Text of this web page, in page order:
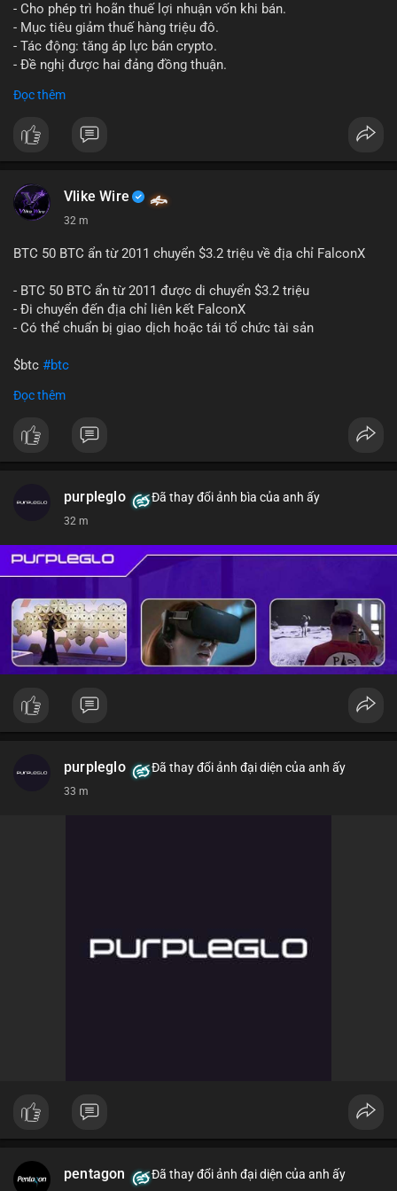
tái cơ cấu danh mục trước phiên giao dịch Âu-Mỹ. Tâm lý thị
trường có thể dao động nhẹ khi nhà đầu tư nhỏ lẻ theo dõi
động thái này.
và điểm đến của số BTC này trong 2-4 giờ tới. Nếu dòng tiền
phòng thủ. Nếu vào ví lạnh, có thể duy trì chiến lược nắm giữ
#160btc #vilanh #thanhkhoansan
- Cho phép trì hoãn thuế lợi nhuận vốn khi bán.
- Mục tiêu giảm thuế hàng triệu đô.
- Tác động: tăng áp lực bán crypto.
- Đề nghị được hai đảng đồng thuận.
#vlikevn #titanbot
📰 Nguồn: Cointelegraph
Đọc thêm
Vlike Wire
32 m
BTC 50 BTC ẩn từ 2011 chuyển $3.2 triệu về địa chỉ FalconX
- BTC 50 BTC ẩn từ 2011 được di chuyển $3.2 triệu
- Đi chuyển đến địa chỉ liên kết FalconX
- Có thể chuẩn bị giao dịch hoặc tái tổ chức tài sản
$btc #btc
#vlikevn
📰 Nguồn: CoinDesk
Đọc thêm
purpleglo Đã thay đổi ảnh bìa của anh ấy
32 m
purpleglo Đã thay đổi ảnh đại diện của anh ấy
33 m
pentagon Đã thay đổi ảnh đại diện của anh ấy